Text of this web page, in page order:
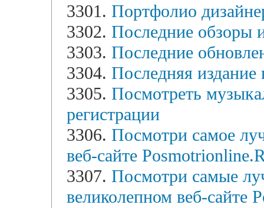
3301. Портфолио
3302. Последние обзоры
3303. Последние
3304. Последняя издание
3305. Посмотреть
регистрации
3306. Посмотри самое
веб-сайте
3307. Посмотри самые
великолепном веб-сайте